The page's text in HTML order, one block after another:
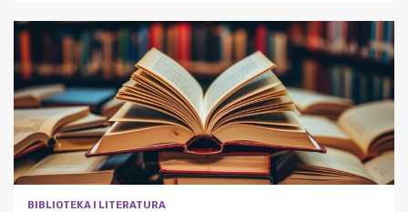
BIBLIOTEKA I LITERATURA